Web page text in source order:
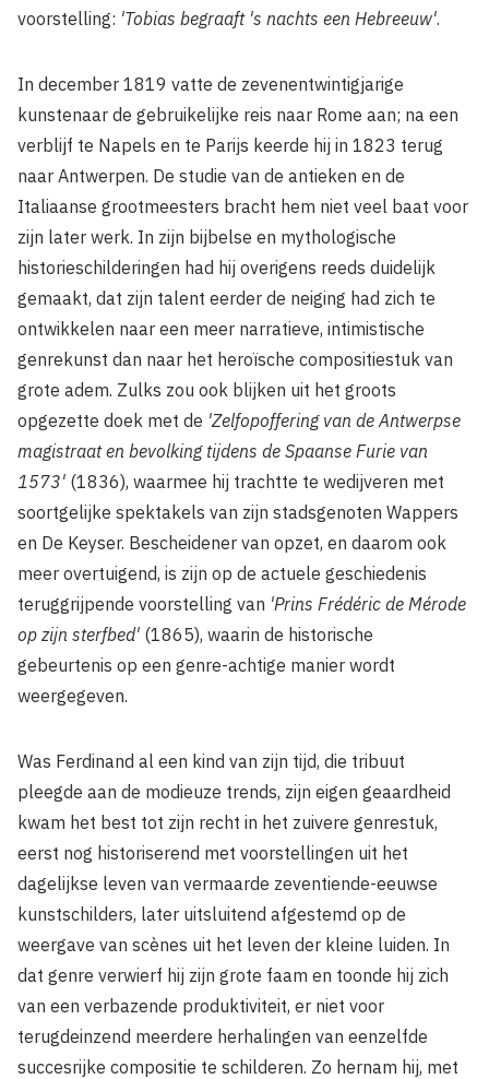
voorstelling: 'Tobias begraaft 's nachts een Hebreeuw'.
In december 1819 vatte de zevenentwintigjarige
kunstenaar de gebruikelijke reis naar Rome aan; na een
verblijf te Napels en te Parijs keerde hij in 1823 terug
naar Antwerpen. De studie van de antieken en de
Italiaanse grootmeesters bracht hem niet veel baat voor
zijn later werk. In zijn bijbelse en mythologische
historieschilderingen had hij overigens reeds duidelijk
gemaakt, dat zijn talent eerder de neiging had zich te
ontwikkelen naar een meer narratieve, intimistische
genrekunst dan naar het heroïsche compositiestuk van
grote adem. Zulks zou ook blijken uit het groots
opgezette doek met de 'Zelfopoffering van de Antwerpse
magistraat en bevolking tijdens de Spaanse Furie van
1573' (1836), waarmee hij trachtte te wedijveren met
soortgelijke spektakels van zijn stadsgenoten Wappers
en De Keyser. Bescheidener van opzet, en daarom ook
meer overtuigend, is zijn op de actuele geschiedenis
teruggrijpende voorstelling van 'Prins Frédéric de Mérode
op zijn sterfbed' (1865), waarin de historische
gebeurtenis op een genre-achtige manier wordt
weergegeven.
Was Ferdinand al een kind van zijn tijd, die tribuut
pleegde aan de modieuze trends, zijn eigen geaardheid
kwam het best tot zijn recht in het zuivere genrestuk,
eerst nog historiserend met voorstellingen uit het
dagelijkse leven van vermaarde zeventiende-eeuwse
kunstschilders, later uitsluitend afgestemd op de
weergave van scènes uit het leven der kleine luiden. In
dat genre verwierf hij zijn grote faam en toonde hij zich
van een verbazende produktiviteit, er niet voor
terugdeinzend meerdere herhalingen van eenzelfde
succesrijke compositie te schilderen. Zo hernam hij, met